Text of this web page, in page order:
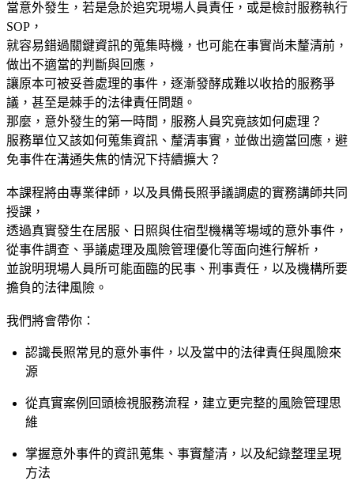
當意外發生，若是急於追究現場人員責任，或是檢討服務執行
SOP，
就容易錯過關鍵資訊的蒐集時機，也可能在事實尚未釐清前，
做出不適當的判斷與回應，
讓原本可被妥善處理的事件，逐漸發酵成難以收拾的服務爭
議，甚至是棘手的法律責任問題。
那麼，意外發生的第一時間，服務人員究竟該如何處理？
服務單位又該如何蒐集資訊、釐清事實，並做出適當回應，避
免事件在溝通失焦的情況下持續擴大？
本課程將由專業律師，以及具備長照爭議調處的實務講師共同
授課，
透過真實發生在居服、日照與住宿型機構等場域的意外事件，
從事件調查、爭議處理及風險管理優化等面向進行解析，
並說明現場人員所可能面臨的民事、刑事責任，以及機構所要
擔負的法律風險。
我們將會帶你：
認識長照常見的意外事件，以及當中的法律責任與風險來
源
從真實案例回頭檢視服務流程，建立更完整的風險管理思
維
掌握意外事件的資訊蒐集、事實釐清，以及紀錄整理呈現
方法